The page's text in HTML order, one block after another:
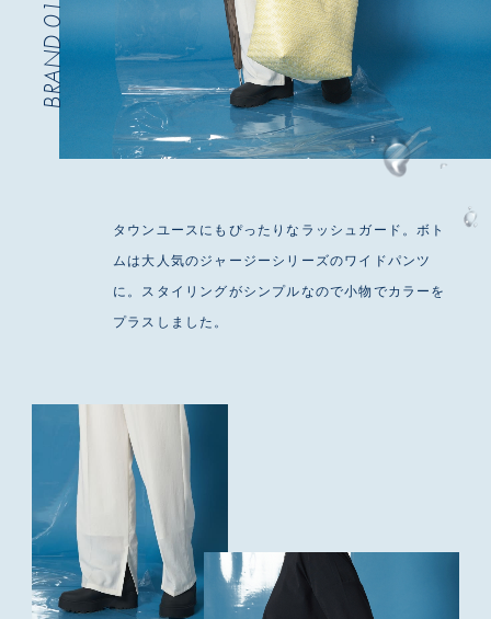
BRAND 01
タウンユースにもぴったりなラッシュガード。ボト
ムは大人気のジャージーシリーズのワイドパンツ
に。スタイリングがシンプルなので小物でカラーを
プラスしました。